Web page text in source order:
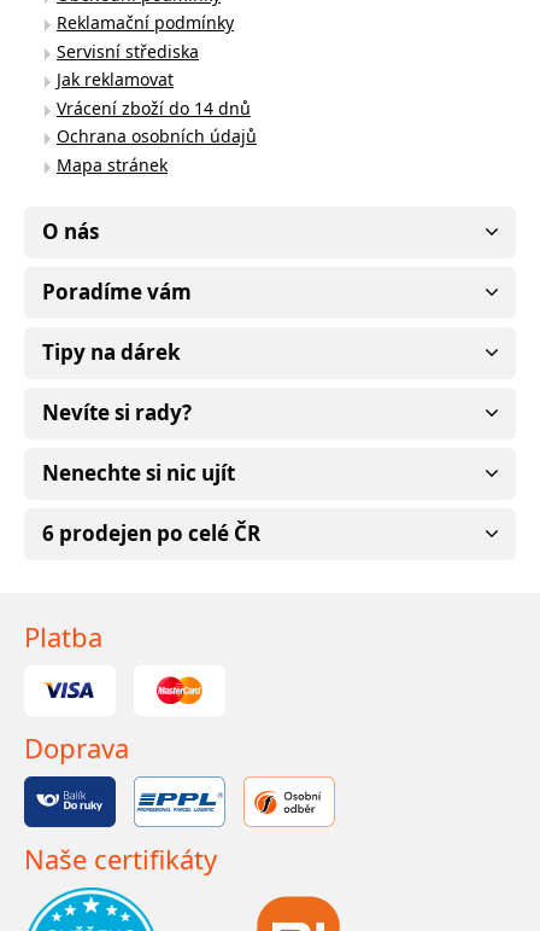
Reklamační podmínky
Servisní střediska
Jak reklamovat
Vrácení zboží do 14 dnů
Ochrana osobních údajů
Mapa stránek
O nás
Poradíme vám
Tipy na dárek
Nevíte si rady?
Nenechte si nic ujít
6 prodejen po celé ČR
Platba
Doprava
Naše certifikáty